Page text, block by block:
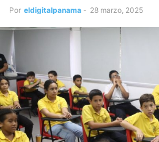
Por eldigitalpanama - 28 marzo, 2025